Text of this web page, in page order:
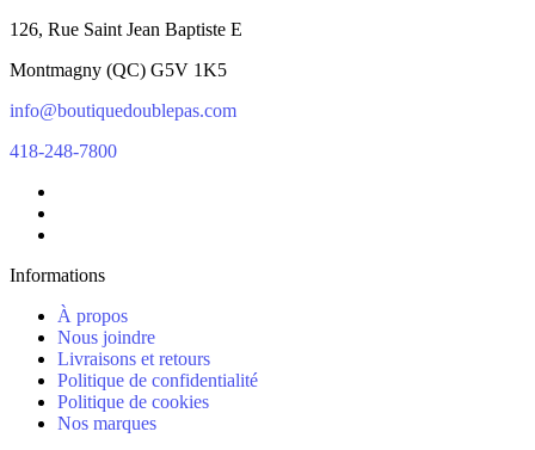
126, Rue Saint Jean Baptiste E
Montmagny (QC) G5V 1K5
info@boutiquedoublepas.com
418-248-7800
Informations
À propos
Nous joindre
Livraisons et retours
Politique de confidentialité
Politique de cookies
Nos marques